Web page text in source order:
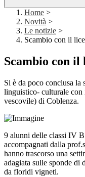
Home >
Novità >
Le notizie >
Scambio con il
Scambio con il
Si è da poco conclusa la
linguistico- culturale
vescovile) di Coblenza.
9 alunni delle classi IV
accompagnati dalla
hanno trascorso una
adagiata sulle sponde di
da floridi vigneti.